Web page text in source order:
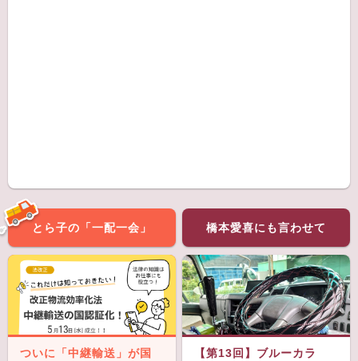
とら子の「一配一会」
ついに「中継輸送」が国
橋本愛喜にも言わせて
【第13回】ブルーカラ